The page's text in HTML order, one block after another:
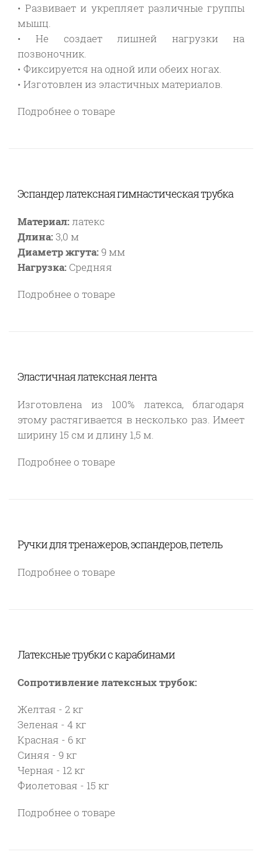
• Развивает и укрепляет различные группы
мышц.
• Не создает лишней нагрузки на
позвоночник.
• Фиксируется на одной или обеих ногах.
• Изготовлен из эластичных материалов.
Подробнее о товаре
Эспандер латексная гимнастическая трубка
Материал:латекс
Длина:3,0 м
Диаметр жгута:9 мм
Нагрузка: Средняя
Подробнее о товаре
Эластичная латексная лента
Изготовлена из 100% латекса, благодаря
этому растягивается в несколько раз. Имеет
ширину 15 см и длину 1,5 м.
Подробнее о товаре
Ручки для тренажеров, эспандеров, петель
Подробнее о товаре
Латексные трубки с карабинами
Сопротивление латексных трубок:
Желтая - 2 кг
Зеленая - 4 кг
Красная - 6 кг
Синяя - 9 кг
Черная - 12 кг
Фиолетовая - 15 кг
Подробнее о товаре